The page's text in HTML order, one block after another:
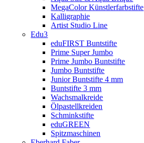
MegaColor Künstlerfarbstifte
Kalligraphie
Artist Studio Line
Edu3
eduFIRST Buntstifte
Prime Super Jumbo
Prime Jumbo Buntstifte
Jumbo Buntstifte
Junior Buntstifte 4 mm
Buntstifte 3 mm
Wachsmalkreide
Ölpastellkreiden
Schminkstifte
eduGREEN
Spitzmaschinen